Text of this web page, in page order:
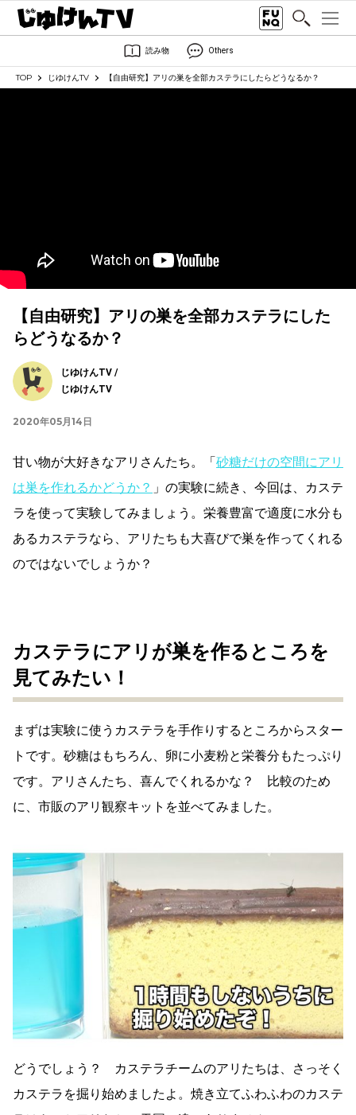
読み物 Others
TOP じゆけんTV 【自由研究】アリの巣を全部カステラにしたらどうなるか？
【自由研究】アリの巣を全部カステラにした
らどうなるか？
じゆけんTV /
じゆけんTV
2020年05月14日
甘い物が大好きなアリさんたち。「砂糖だけの空間にアリ
は巣を作れるかどうか？ 」の実験に続き、今回は、カステ
ラを使って実験してみましょう。栄養豊富で適度に水分も
あるカステラなら、アリたちも大喜びで巣を作ってくれる
のではないでしょうか？
カステラにアリが巣を作るところを
見てみたい！
まずは実験に使うカステラを手作りするところからスター
トです。砂糖はもちろん、卵に小麦粉と栄養分もたっぷり
です。アリさんたち、喜んでくれるかな？ 比較のため
に、市販のアリ観察キットを並べてみました。
どうでしょう？ カステラチームのアリたちは、さっそく
カステラを掘り始めましたよ。焼き立てふわふわのカステ